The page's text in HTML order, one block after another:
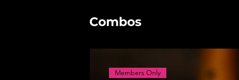
Combos
Members Only